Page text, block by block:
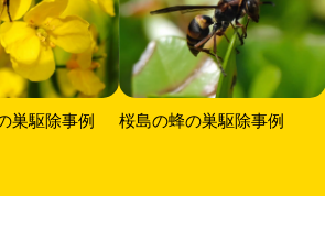
巣駆除事例 桜島の蜂の巣駆除事例